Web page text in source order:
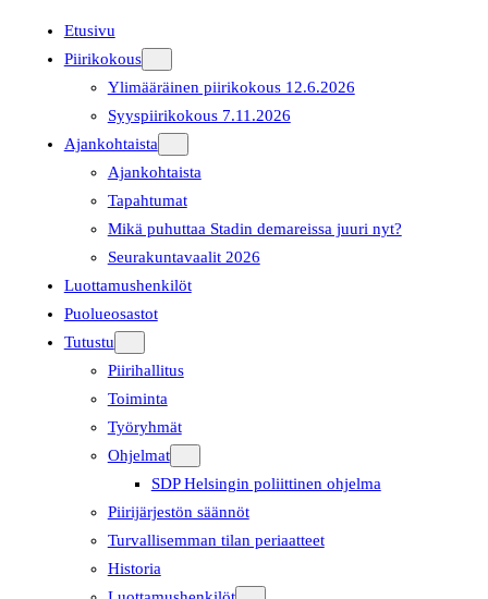
Etusivu
Piirikokous
Ylimääräinen piirikokous 12.6.2026
Syyspiirikokous 7.11.2026
Ajankohtaista
Ajankohtaista
Tapahtumat
Mikä puhuttaa Stadin demareissa juuri nyt?
Seurakuntavaalit 2026
Luottamushenkilöt
Puolueosastot
Tutustu
Piirihallitus
Toiminta
Työryhmät
Ohjelmat
SDP Helsingin poliittinen ohjelma
Piirijärjestön säännöt
Turvallisemman tilan periaatteet
Historia